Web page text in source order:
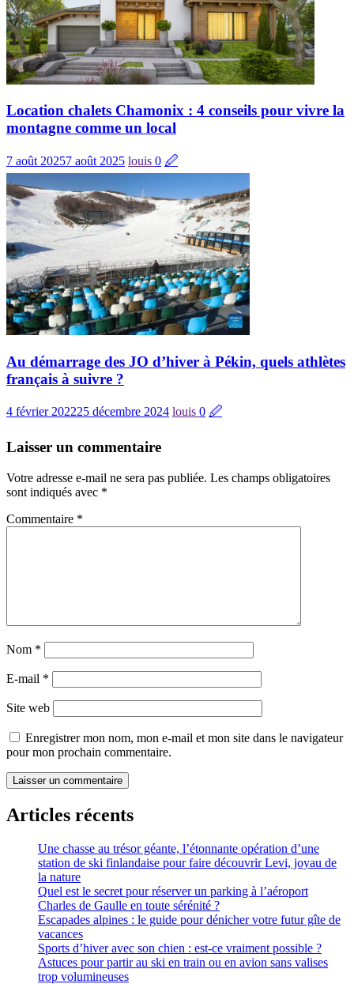
Location chalets Chamonix : 4 conseils pour vivre la
montagne comme un local
7 août 20257 août 2025 louis 0 🖉
Au démarrage des JO d’hiver à Pékin, quels athlètes
français à suivre ?
4 février 202225 décembre 2024 louis 0 🖉
Laisser un commentaire
Votre adresse e-mail ne sera pas publiée. Les champs obligatoires
sont indiqués avec *
Commentaire *
Nom *
E-mail *
Site web
Enregistrer mon nom, mon e-mail et mon site dans le navigateur
pour mon prochain commentaire.
Articles récents
Une chasse au trésor géante, l’étonnante opération d’une
station de ski finlandaise pour faire découvrir Levi, joyau de
la nature
Quel est le secret pour réserver un parking à l’aéroport
Charles de Gaulle en toute sérénité ?
Escapades alpines : le guide pour dénicher votre futur gîte de
vacances
Sports d’hiver avec son chien : est-ce vraiment possible ?
Astuces pour partir au ski en train ou en avion sans valises
trop volumineuses